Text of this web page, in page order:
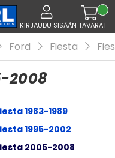
KIRJAUDU SISÄÄN TAVARAT
Ford Fiesta
2008
1983-1989
1995-2002
2005-2008